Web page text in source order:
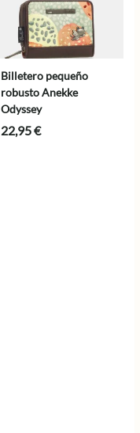
Billetero pequeño
robusto Anekke
Odyssey
22,95€